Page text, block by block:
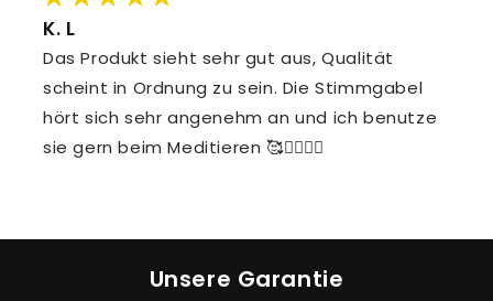
K. L
Das Produkt sieht sehr gut aus, Qualität
scheint in Ordnung zu sein. Die Stimmgabel
hört sich sehr angenehm an und ich benutze
sie gern beim Meditieren 🥰🧎‍♀️🧘‍♀️
Unsere Garantie